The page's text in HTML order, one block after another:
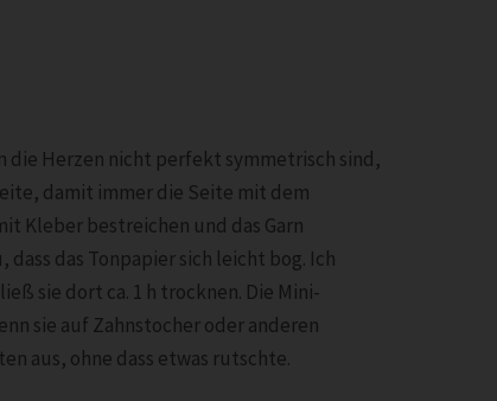
die Herzen nicht perfekt symmetrisch sind,
damit immer die Seite mit dem
Kleber bestreichen und das Garn
das Tonpapier sich leicht bog. Ich
sie dort ca. 1 h trocknen. Die Mini-
sie auf Zahnstocher oder anderen
aus, ohne dass etwas rutschte.